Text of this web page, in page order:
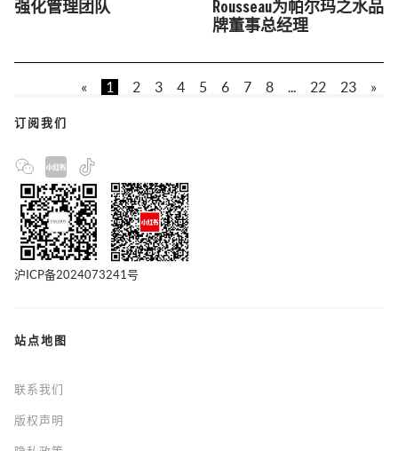
强化管理团队
Rousseau为帕尔玛之水品
牌董事总经理
« 1 2 3 4 5 6 7 8 ... 22 23 »
订阅我们
沪ICP备2024073241号
站点地图
联系我们
版权声明